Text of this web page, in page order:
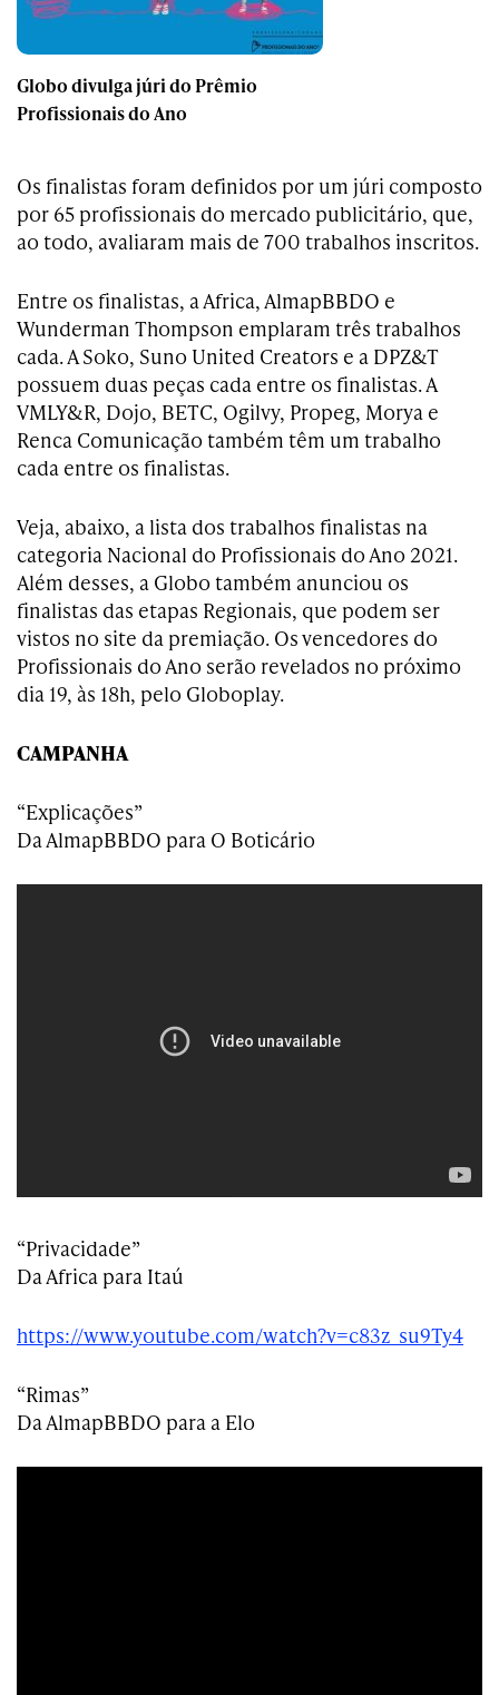
Globo divulga júri do Prêmio
Profissionais do Ano
Os finalistas foram definidos por um júri composto
por 65 profissionais do mercado publicitário, que,
ao todo, avaliaram mais de 700 trabalhos inscritos.
Entre os finalistas, a Africa, AlmapBBDO e
Wunderman Thompson emplaram três trabalhos
cada. A Soko, Suno United Creators e a DPZ&T
possuem duas peças cada entre os finalistas. A
VMLY&R, Dojo, BETC, Ogilvy, Propeg, Morya e
Renca Comunicação também têm um trabalho
cada entre os finalistas.
Veja, abaixo, a lista dos trabalhos finalistas na
categoria Nacional do Profissionais do Ano 2021.
Além desses, a Globo também anunciou os
finalistas das etapas Regionais, que podem ser
vistos no site da premiação. Os vencedores do
Profissionais do Ano serão revelados no próximo
dia 19, às 18h, pelo Globoplay.
CAMPANHA
“Explicações”
Da AlmapBBDO para O Boticário
“Privacidade”
Da Africa para Itaú
https://www.youtube.com/watch?v=c83z_su9Ty4
“Rimas”
Da AlmapBBDO para a Elo